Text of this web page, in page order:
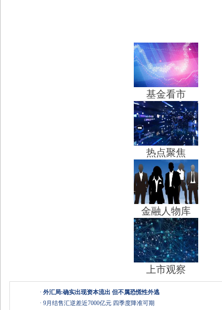
基金看市
热点聚焦
金融人物库
上市观察
· 外汇局:确实出现资本流出 但不属恐慌性外逃
· 9月结售汇逆差近7000亿元 四季度降准可期